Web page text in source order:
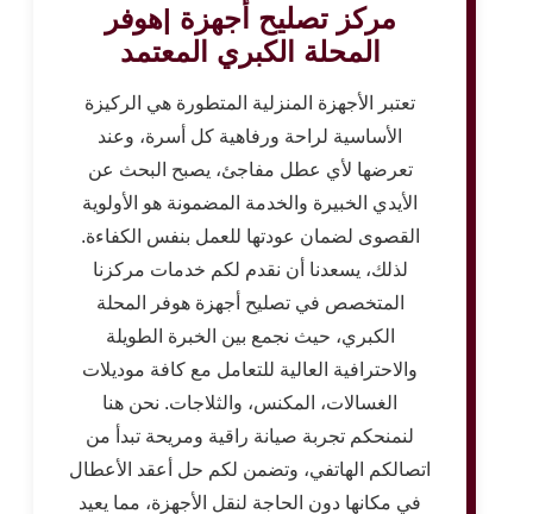
مركز تصليح أجهزة |هوفر
المحلة الكبري المعتمد
تعتبر الأجهزة المنزلية المتطورة هي الركيزة
الأساسية لراحة ورفاهية كل أسرة، وعند
تعرضها لأي عطل مفاجئ، يصبح البحث عن
الأيدي الخبيرة والخدمة المضمونة هو الأولوية
القصوى لضمان عودتها للعمل بنفس الكفاءة.
لذلك، يسعدنا أن نقدم لكم خدمات مركزنا
المتخصص في تصليح أجهزة هوفر المحلة
الكبري، حيث نجمع بين الخبرة الطويلة
والاحترافية العالية للتعامل مع كافة موديلات
الغسالات، المكنس، والثلاجات. نحن هنا
لنمنحكم تجربة صيانة راقية ومريحة تبدأ من
اتصالكم الهاتفي، وتضمن لكم حل أعقد الأعطال
في مكانها دون الحاجة لنقل الأجهزة، مما يعيد